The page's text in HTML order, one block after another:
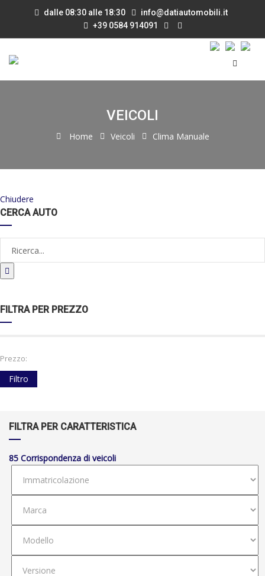
dalle 08:30 alle 18:30
info@datiautomobili.it
+39 0584 914091
VEICOLI
Home Veicoli Clima Manuale
Chiudere
CERCA AUTO
FILTRA PER PREZZO
Prezzo:
Filtro
FILTRA PER CARATTERISTICA
85 Corrispondenza di veicoli